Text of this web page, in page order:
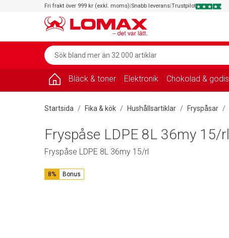
Fri frakt över 999 kr (exkl. moms)|Snabb leverans|Trustpilot
Bläck & toner Elektronik Chokolad & godis
Startsida Fika & kök Hushållsartiklar Fryspåsar
8% Bonus
Fryspåse LDPE 8L 36my 15/rl
Fryspåse LDPE 8L 36my 15/rl